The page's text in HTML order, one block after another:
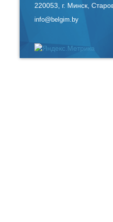
220053, г. Минск,
info@belgim.by